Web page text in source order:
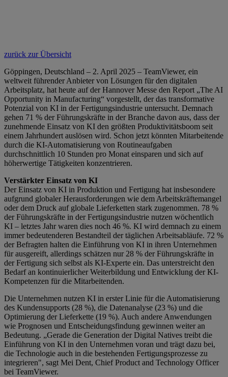
zurück zur Übersicht
Göppingen, Deutschland – 2. April 2025 – TeamViewer, ein
weltweit führender Anbieter von Lösungen für den digitalen
Arbeitsplatz, hat heute auf der Hannover Messe den Report „The AI
Opportunity in Manufacturing“ vorgestellt, der das transformative
Potenzial von KI in der Fertigungsindustrie untersucht. Demnach
gehen 71 % der Führungskräfte in der Branche davon aus, dass der
zunehmende Einsatz von KI den größten Produktivitätsboom seit
einem Jahrhundert auslösen wird. Schon jetzt könnten Mitarbeitende
durch die KI-Automatisierung von Routineaufgaben
durchschnittlich 10 Stunden pro Monat einsparen und sich auf
höherwertige Tätigkeiten konzentrieren.
Verstärkter Einsatz von KI
Der Einsatz von KI in Produktion und Fertigung hat insbesondere
aufgrund globaler Herausforderungen wie dem Arbeitskräftemangel
oder dem Druck auf globale Lieferketten stark zugenommen. 78 %
der Führungskräfte in der Fertigungsindustrie nutzen wöchentlich
KI – letztes Jahr waren dies noch 46 %. KI wird demnach zu einem
immer bedeutenderen Bestandteil der täglichen Arbeitsabläufe. 72 %
der Befragten halten die Einführung von KI in ihren Unternehmen
für ausgereift, allerdings schätzen nur 28 % der Führungskräfte in
der Fertigung sich selbst als KI-Experte ein. Das unterstreicht den
Bedarf an kontinuierlicher Weiterbildung und Entwicklung der KI-
Kompetenzen für die Mitarbeitenden.
Die Unternehmen nutzen KI in erster Linie für die Automatisierung
des Kundensupports (28 %), die Datenanalyse (23 %) und die
Optimierung der Lieferkette (19 %). Auch andere Anwendungen
wie Prognosen und Entscheidungsfindung gewinnen weiter an
Bedeutung. „Gerade die Generation der Digital Natives treibt die
Einführung von KI in den Unternehmen voran und trägt dazu bei,
die Technologie auch in die bestehenden Fertigungsprozesse zu
integrieren", sagt Mei Dent, Chief Product and Technology Officer
bei TeamViewer.